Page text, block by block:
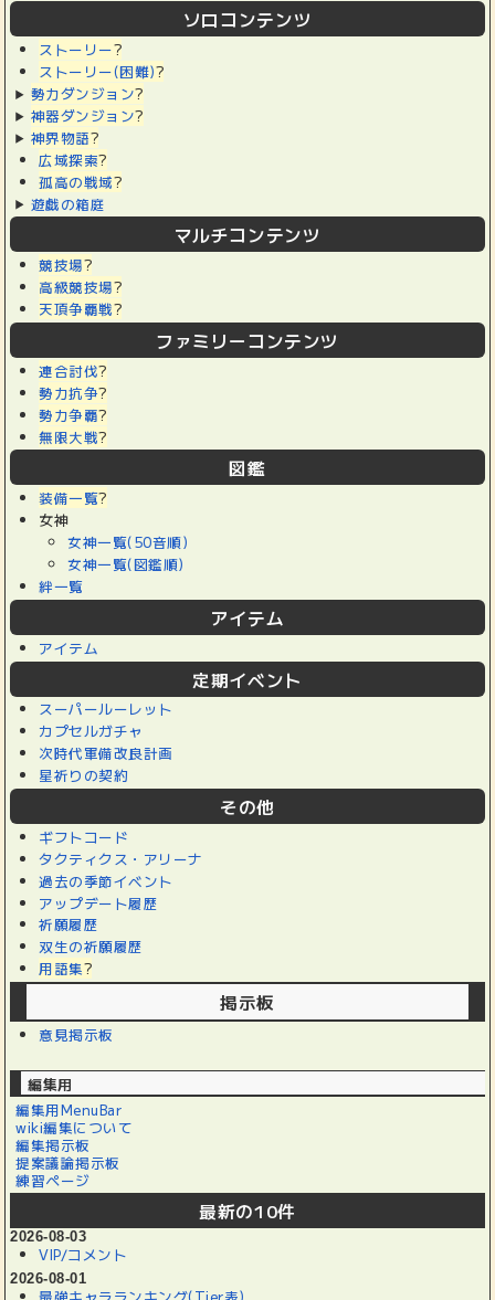
ソロコンテンツ
ストーリー?
ストーリー(困難)?
勢力ダンジョン?
神器ダンジョン?
神界物語?
広域探索?
孤高の戦域?
遊戯の箱庭
マルチコンテンツ
競技場?
高級競技場?
天頂争覇戦?
ファミリーコンテンツ
連合討伐?
勢力抗争?
勢力争覇?
無限大戦?
図鑑
装備一覧?
女神
女神一覧(50音順)
女神一覧(図鑑順)
絆一覧
アイテム
アイテム
定期イベント
スーパールーレット
カプセルガチャ
次時代軍備改良計画
星祈りの契約
その他
ギフトコード
タクティクス・アリーナ
過去の季節イベント
アップデート履歴
祈願履歴
双生の祈願履歴
用語集?
掲示板
意見掲示板
編集用
編集用MenuBar
wiki編集について
編集掲示板
提案議論掲示板
練習ページ
最新の10件
2026-08-03
VIP/コメント
2026-08-01
最強キャラランキング(Tier表)